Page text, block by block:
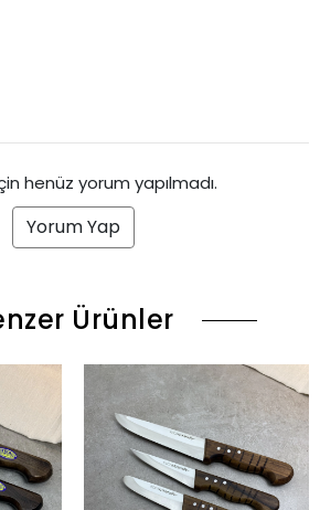
henüz yorum yapılmadı.
Yorum Yap
Ürünler